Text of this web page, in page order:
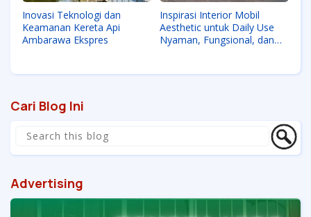
Inovasi Teknologi dan
Keamanan Kereta Api
Ambarawa Ekspres
Inspirasi Interior Mobil
Aesthetic untuk Daily Use
Nyaman, Fungsional, dan
Cari Blog Ini
Advertising